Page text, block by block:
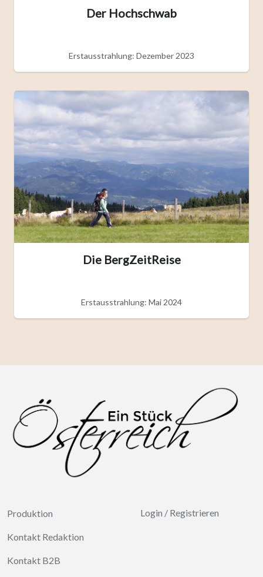
Der Hochschwab
Erstausstrahlung: Dezember 2023
Die BergZeitReise
Erstausstrahlung: Mai 2024
Produktion
Kontakt Redaktion
Kontakt B2B
Login / Registrieren